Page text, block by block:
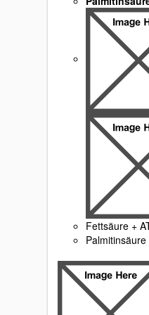
Fettsäure +